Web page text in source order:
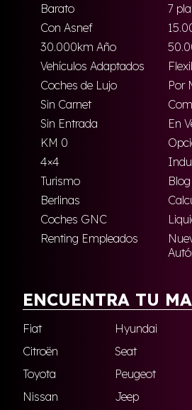
Barato
7
Con Asnef
30.000km Año
Vehículos Adaptados
Coches de Lujo
Por
Sin Carnet
Sin Entrada
En
KM 0
4×4
Turismo
Blog
Berlinas
Coches GNC
Renting Empleados
ENCUENTRA TU
Fiat Hyundai
Citroën
Seat
Toyota
Peugeot
Nissan
Jeep